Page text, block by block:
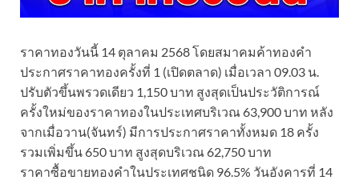
ราคาทองวันนี้ 14 ตุลาคม 2568 โดยสมาคมค้าทองคำ
ประกาศราคาทองครั้งที่ 1 (เปิดตลาด) เมื่อเวลา 09.03 น.
ปรับตัวขึ้นพรวดเดียว 1,150 บาท สูงสุดเป็นประวัติการณ์
ครั้งใหม่ของราคาทองในประเทศบริเวณ 63,900 บาท หลัง
จากเมื่อวาน(จันทร์) มีการประกาศราคาทั้งหมด 18 ครั้ง
รวมเพิ่มขึ้น 650 บาท สูงสุดบริเวณ 62,750 บาท
ราคาซื้อขายทองคําในประเทศชนิด 96.5% วันอังคารที่ 14